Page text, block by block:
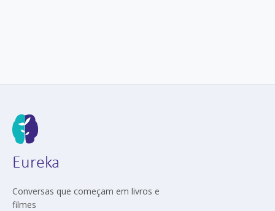
Eureka
Conversas que começam em livros e
filmes